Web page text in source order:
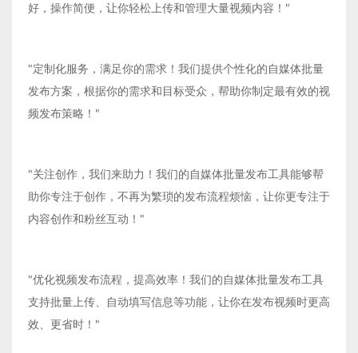
好，操作简便，让你轻松上传和管理大量视频内容！"
"定制化服务，满足你的需求！我们提供个性化的自媒体批量
发布方案，根据你的需求和目标受众，帮助你制定最有效的视
频发布策略！"
"关注创作，我们来助力！我们的自媒体批量发布工具能够帮
助你专注于创作，不再为繁琐的发布流程烦恼，让你更专注于
内容创作和粉丝互动！"
"优化视频发布流程，提高效率！我们的自媒体批量发布工具
支持批量上传、自动填写信息等功能，让你在发布视频时更高
效、更省时！"